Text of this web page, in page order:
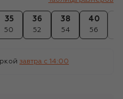
35
50
36
52
38
54
40
56
завтра c 14:00